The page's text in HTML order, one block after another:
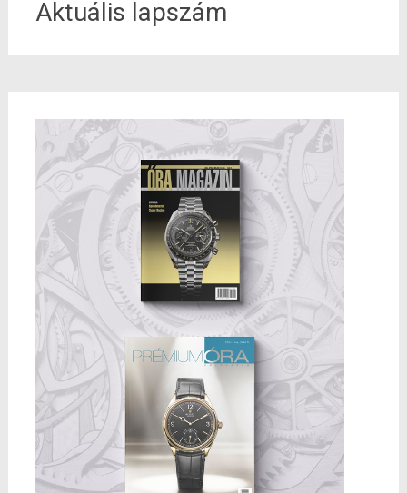
Aktuális lapszám